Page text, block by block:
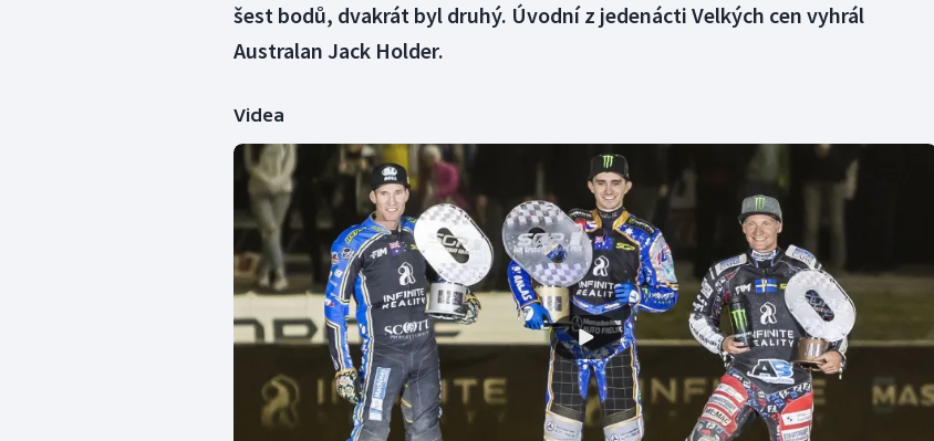
šest bodů, dvakrát byl druhý. Úvodní z jedenácti Velkých cen vyhrál
Australan Jack Holder.
Videa